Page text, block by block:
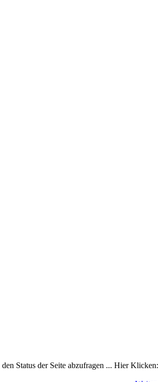
Status der Seite abzufragen ... Hier Klicken: